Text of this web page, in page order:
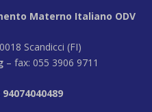
Materno Italiano ODV
Scandicci (FI)
– fax: 055 3906 9711
94074040489